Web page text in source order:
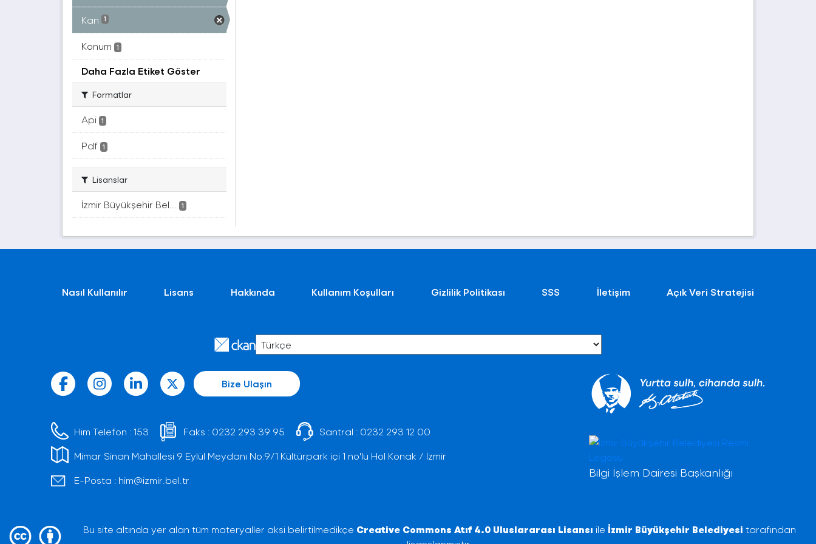
Kan 1
Konum 1
Daha Fazla Etiket Göster
Formatlar
Api 1
Pdf 1
Lisanslar
İzmir Büyükşehir Bel... 1
Nasıl Kullanılır Lisans Hakkında Kullanım Koşulları Gizlilik Politikası SSS İletişim Açık Veri Stratejisi
Bize Ulaşın
Him Telefon :153 Faks : 0232 293 39 95 Santral : 0232 293 12 00
Mimar Sinan Mahallesi 9 Eylül Meydanı No:9/1 Kültürpark içi 1 no'lu Hol Konak / İzmir
E-Posta : him@izmir.bel.tr
Bilgi İşlem Dairesi Başkanlığı
Bu site altında yer alan tüm materyaller aksi belirtilmedikçe Creative Commons Atıf 4.0 Uluslararası Lisansı ile İzmir Büyükşehir Belediyesi tarafından